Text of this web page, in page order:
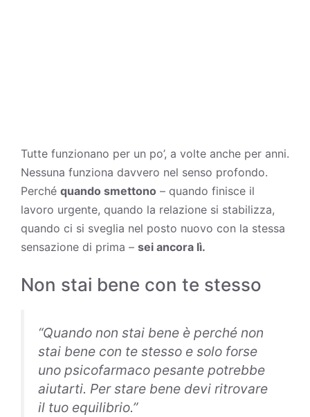
Tutte funzionano per un po’, a volte anche per anni.
Nessuna funziona davvero nel senso profondo.
Perché quando smettono – quando finisce il
lavoro urgente, quando la relazione si stabilizza,
quando ci si sveglia nel posto nuovo con la stessa
sensazione di prima – sei ancora lì.
Non stai bene con te stesso
“Quando non stai bene è perché non
stai bene con te stesso e solo forse
uno psicofarmaco pesante potrebbe
aiutarti. Per stare bene devi ritrovare
il tuo equilibrio.”